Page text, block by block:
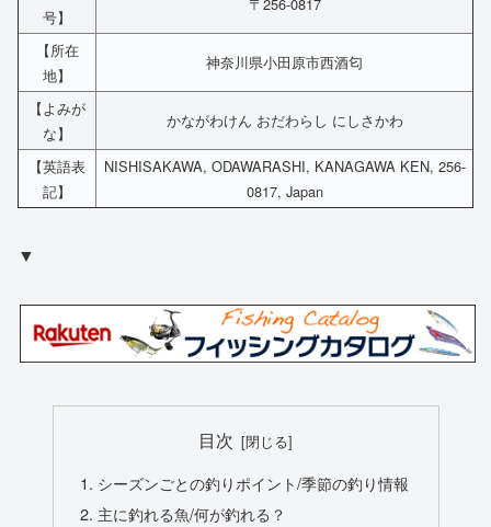
号】
【所在
地】
神奈川県小田原市西酒匂
【よみが
な】
かながわけん おだわらし にしさかわ
【英語表
記】
NISHISAKAWA, ODAWARASHI, KANAGAWA KEN, 256-
0817, Japan
▼
目次
シーズンごとの釣りポイント/季節の釣り情報
主に釣れる魚/何が釣れる？